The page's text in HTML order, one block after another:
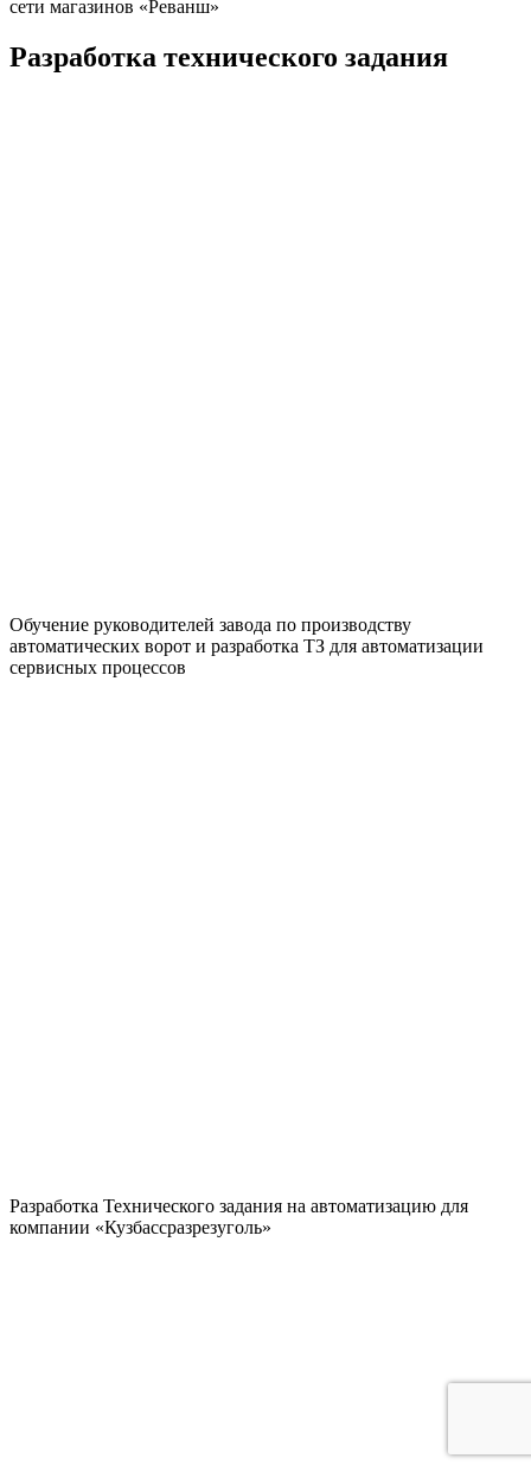
сети магазинов «Реванш»
Разработка технического задания
Обучение руководителей завода по производству
автоматических ворот и разработка ТЗ для автоматизации
сервисных процессов
Разработка Технического задания на автоматизацию для
компании «Кузбассразрезуголь»